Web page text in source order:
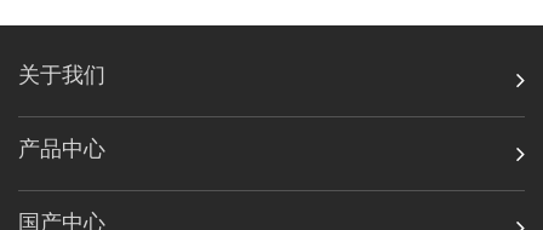
关于我们
产品中心
国产中心